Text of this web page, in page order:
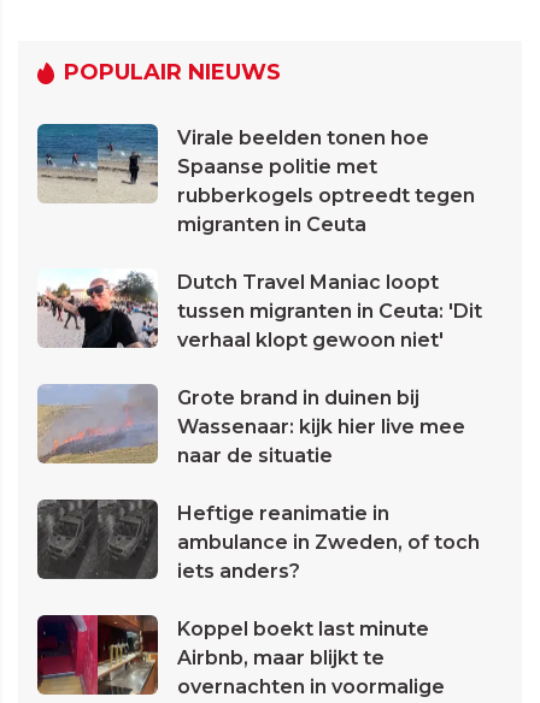
POPULAIR NIEUWS
Virale beelden tonen hoe
Spaanse politie met
rubberkogels optreedt tegen
migranten in Ceuta
Dutch Travel Maniac loopt
tussen migranten in Ceuta: 'Dit
verhaal klopt gewoon niet'
Grote brand in duinen bij
Wassenaar: kijk hier live mee
naar de situatie
Heftige reanimatie in
ambulance in Zweden, of toch
iets anders?
Koppel boekt last minute
Airbnb, maar blijkt te
overnachten in voormalige